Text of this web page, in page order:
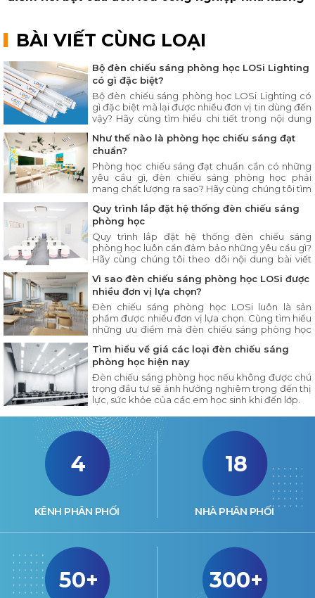
BÀI VIẾT CÙNG LOẠI
Bộ đèn chiếu sáng phòng học LOSi Lighting
có gì đặc biệt?
Bộ đèn chiếu sáng phòng học LOSi Lighting có
gì đặc biệt mà lại được nhiều đơn vị tin dùng đến
vậy? Hãy cùng tìm hiểu chi tiết trong nội dung
Như thế nào là phòng học chiếu sáng đạt
chuẩn?
Phòng học chiếu sáng đạt chuẩn cần có những
yêu cầu gì, đèn chiếu sáng phòng học phải
mang chất lượng ra sao? Hãy cùng chúng tôi tìm
Quy trình lắp đặt hệ thống đèn chiếu sáng
phòng học
Quy trình lắp đặt hệ thống đèn chiếu sáng
phòng học luôn cần đảm bảo những yêu cầu gì?
Hãy cùng chúng tôi theo dõi nội dung bài viết
Vì sao đèn chiếu sáng phòng học LOSi được
nhiều đơn vị lựa chọn?
Đèn chiếu sáng phòng học LOSi luôn là sản
phẩm được nhiều đơn vị lựa chọn. Cùng tìm hiểu
những ưu điểm mà đèn chiếu sáng phòng học
Tìm hiểu về giá các loại đèn chiếu sáng
phòng học hiện nay
Đèn chiếu sáng phòng học nếu không được chú
trọng đầu tư sẽ ảnh hưởng nghiêm trọng đến thị
lực, sức khỏe của các em học sinh khi đến lớp.
4
KÊNH PHÂN PHỐI
18
NHÀ PHÂN PHỐI
50+ 300+